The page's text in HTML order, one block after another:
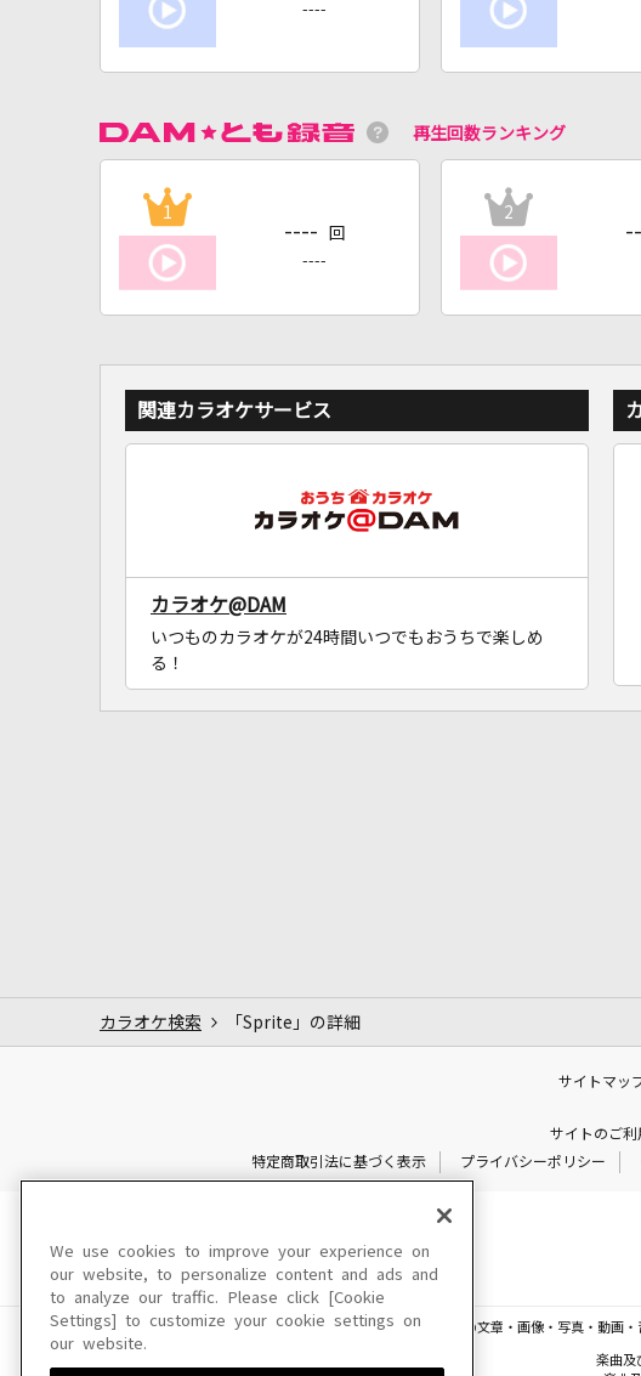
----
再生回数ランキング
1
---- 回
----
2
関連カラオケサービス
カラオケ@DAM
いつものカラオケが24時間いつでもおうちで楽しめ
る！
カラオケ検索 「Sprite」の詳細
サイトマッ
サイトのご利
特定商取引法に基づく表示
プライバシーポリシー
このサイトに掲載されている一切の文章・画像・写真・動画
楽曲及
We use cookies to improve your experience on
our website, to personalize content and ads and
to analyze our traffic. Please click [Cookie
Settings] to customize your cookie settings on
our website.